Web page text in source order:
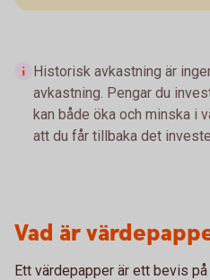
Historisk avkastning är
avkastning. Pengar du
kan både öka och minska i
att du får tillbaka det
Vad är
Ett värdepapper är ett bevis